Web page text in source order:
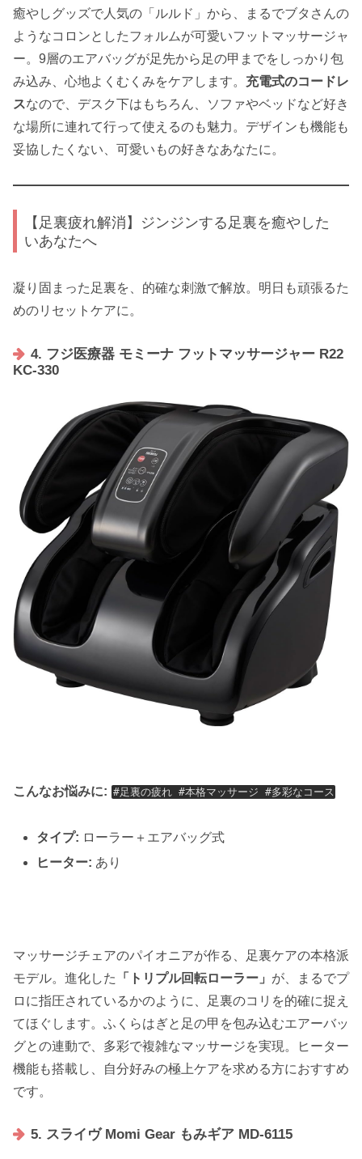
癒やしグッズで人気の「ルルド」から、まるでブタさんの
ようなコロンとしたフォルムが可愛いフットマッサージャ
ー。9層のエアバッグが足先から足の甲までをしっかり包
み込み、心地よくむくみをケアします。 充電式のコードレ
スなので、デスク下はもちろん、ソファやベッドなど好き
な場所に連れて行って使えるのも魅力。デザインも機能も
妥協したくない、可愛いもの好きなあなたに。
【足裏疲れ解消】ジンジンする足裏を癒やした
いあなたへ
凝り固まった足裏を、的確な刺激で解放。明日も頑張るた
めのリセットケアに。
4. フジ医療器 モミーナ フットマッサージャー R22
KC-330
こんなお悩みに: #足裏の疲れ #本格マッサージ #多彩なコース
タイプ: ローラー＋エアバッグ式
ヒーター: あり
マッサージチェアのパイオニアが作る、足裏ケアの本格派
モデル。進化した
「トリプル回転ローラー」 が、まるでプ
ロに指圧されているかのように、足裏のコリを的確に捉え
てほぐします。ふくらはぎと足の甲を包み込むエアーバッ
グとの連動で、多彩で複雑なマッサージを実現。ヒーター
機能も搭載し、自分好みの極上ケアを求める方におすすめ
です。
5. スライヴ Momi Gear もみギア MD-6115